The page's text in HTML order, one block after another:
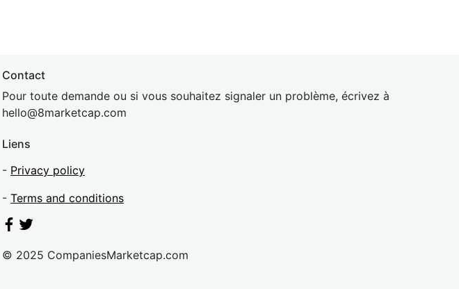
Contact
Pour toute demande ou si vous souhaitez signaler un problème, écrivez à
hello@8marketcap.com
Liens
- Privacy policy
- Terms and conditions
© 2025 CompaniesMarketcap.com